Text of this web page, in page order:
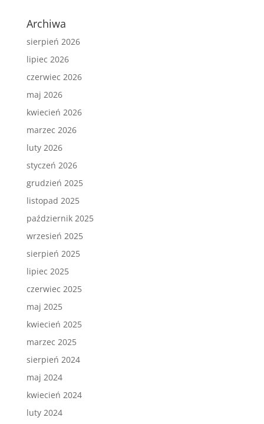
Archiwa
sierpień 2026
lipiec 2026
czerwiec 2026
maj 2026
kwiecień 2026
marzec 2026
luty 2026
styczeń 2026
grudzień 2025
listopad 2025
październik 2025
wrzesień 2025
sierpień 2025
lipiec 2025
czerwiec 2025
maj 2025
kwiecień 2025
marzec 2025
sierpień 2024
maj 2024
kwiecień 2024
luty 2024